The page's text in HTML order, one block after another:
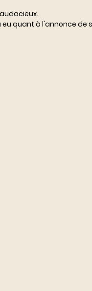
eu quant à l'annonce